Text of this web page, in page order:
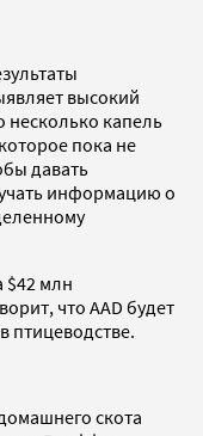
высокий
несколько капель
пока не
давать
информацию о
$42 млн
что AAD будет
птицеводстве.
скота